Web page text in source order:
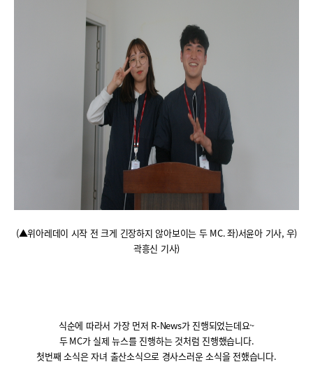
(▲위아레데이 시작 전 크게 긴장하지 않아보이는 두 MC.좌)서윤아 기사, 우)
곽흥신 기사)
식순에 따라서 가장 먼저 R-News가 진행되었는데요~
두MC가 실제 뉴스를 진행하는 것처럼 진행했습니다.
첫번째 소식은 자녀 출산소식으로 경사스러운 소식을 전했습니다.